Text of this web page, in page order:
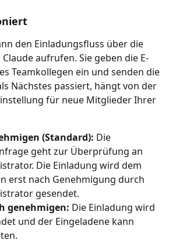
den Einladungsfluss über die
aufrufen. Sie geben die E-
Teamkollegen ein und senden die
Nächstes passiert, hängt von der
für neue Mitglieder Ihrer
(Standard): Die
geht zur Überprüfung an
Die Einladung wird dem
erst nach Genehmigung durch
gesendet.
genehmigen: Die Einladung wird
und der Eingeladene kann